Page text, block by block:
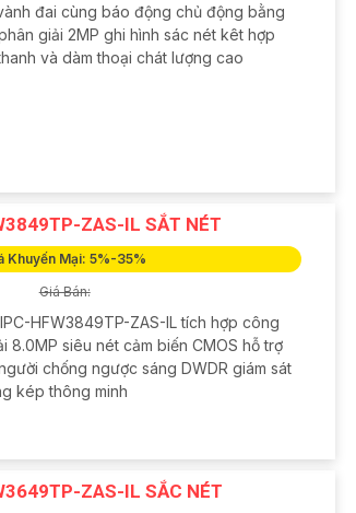
đai cùng báo động chủ động bằng
giải 2MP ghi hình sác nét kêt hợp
và dàm thoại chát lượng cao
ZAS-IL SẮT NÉT
Khuyến Mại: 5%-35%
Giá Bán:
HFW3849TP-ZAS-IL tích hợp công
8.0MP siêu nét cảm biến CMOS hỗ trợ
chống ngược sáng DWDR giám sát
kép thông minh
ZAS-IL SẮC NÉT